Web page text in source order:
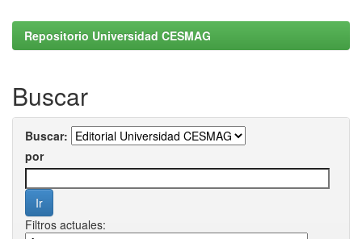
Repositorio Universidad CESMAG
Buscar
Buscar:
por
Filtros actuales: